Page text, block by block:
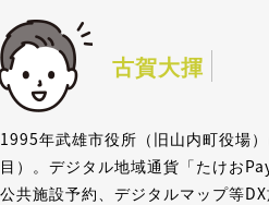
古賀大揮
1995年武雄市役所（旧山内町役場
目）。デジタル地域通貨「たけお
公共施設予約、デジタルマップ等DX